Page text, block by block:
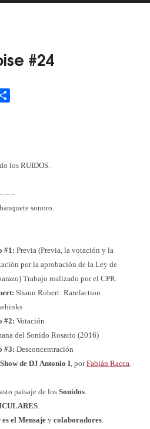
#24
los RUIDOS.
– –
sonoro.
#1: Previa (Previa, la votación y la
por la aprobación de la Ley de
Trabajo realizado por el CPR.
Shaun Robert: Rarefaction
#2: Votación
del Sonido Rosario (2016)
#3: Desconcentración
de DJ Antonio I, porFabián Racca.
paisaje de losSonidos.
.
el Mensaje ycolaboradores.